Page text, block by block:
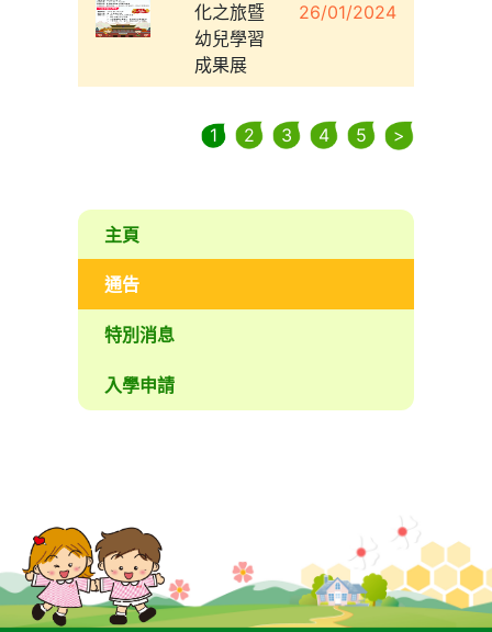
主頁
通告
特別消息
入學申請
化之旅暨
幼兒學習
成果展
26/01/2024
1 2 3 4 5 >